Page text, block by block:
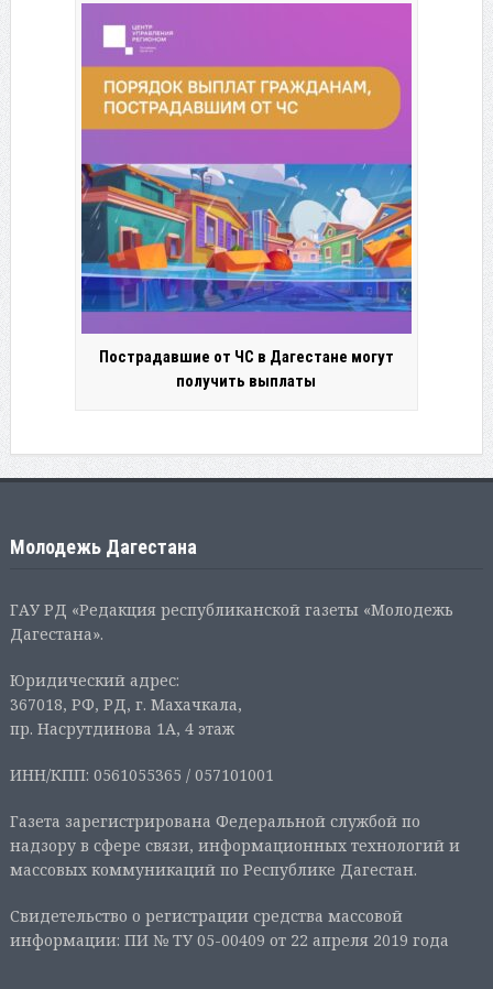
Пострадавшие от ЧС в Дагестане могут
получить выплаты
Молодежь Дагестана
ГАУ РД «Редакция республиканской газеты «Молодежь
Дагестана».
Юридический адрес:
367018, РФ, РД, г. Махачкала,
пр. Насрутдинова 1А, 4 этаж
ИНН/КПП: 0561055365 / 057101001
Газета зарегистрирована Федеральной службой по
надзору в сфере связи, информационных технологий и
массовых коммуникаций по Республике Дагестан.
Свидетельство о регистрации средства массовой
информации: ПИ № ТУ 05-00409 от 22 апреля 2019 года